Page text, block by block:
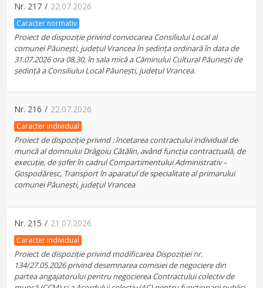
Nr. 217 / 22.07.2026
Caracter normativ
Proiect de dispoziție privind convocarea Consiliului Local al
comunei Păunești, județul Vrancea în ședința ordinară în data de
31.07.2026 ora 08,30, în sala mică a Căminului Cultural Păunești de
ședință a Consiliului Local Păunești, județul Vrancea.
Nr. 216 / 22.07.2026
Caracter individual
Proiect de dispoziție privind : încetarea contractului individual de
muncă al domnului Drăgoiu Cătălin, având funcția contractuală, de
execuție, de șofer în cadrul Compartimentului Administrativ –
Gospodăresc, Transport în aparatul de specialitate al primarului
comunei Păunești, județul Vrancea
Nr. 215 / 21.07.2026
Caracter individual
Proiect de dispoziție privind modificarea Dispoziției nr.
134/27.05.2026 privind desemnarea comisiei de negociere din
partea angajatorului pentru negocierea Contractului colectiv de